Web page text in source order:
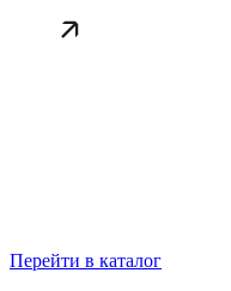
Перейти в каталог